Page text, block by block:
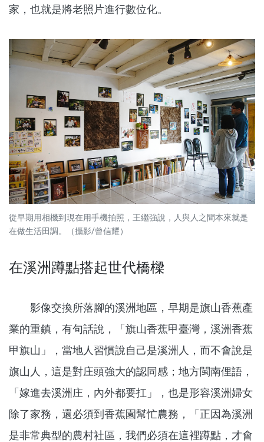
家，也就是將老照片進行數位化。
從早期用相機到現在用手機拍照，王繼強說，人與人之間本來就是
在做生活田調。（攝影/曾信耀）
在溪洲蹲點搭起世代橋樑
影像交換所落腳的溪洲地區，早期是旗山香蕉產
業的重鎮，有句話說，「旗山香蕉甲臺灣，溪洲香蕉
甲旗山」，當地人習慣說自己是溪洲人，而不會說是
旗山人，這是對庄頭強大的認同感；地方閩南俚語，
「嫁進去溪洲庄，內外都要扛」，也是形容溪洲婦女
除了家務，還必須到香蕉園幫忙農務，「正因為溪洲
是非常典型的農村社區，我們必須在這裡蹲點，才會